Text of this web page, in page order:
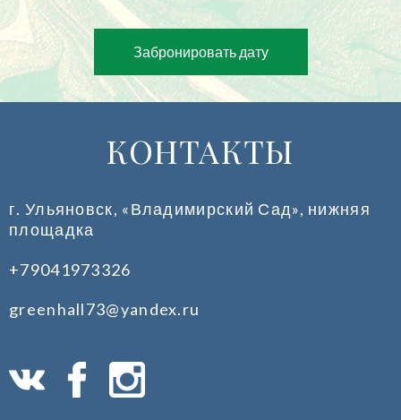
Забронировать дату
КОНТАКТЫ
г. Ульяновск, «Владимирский Сад», нижняя
площадка
+79041973326
greenhall73@yandex.ru